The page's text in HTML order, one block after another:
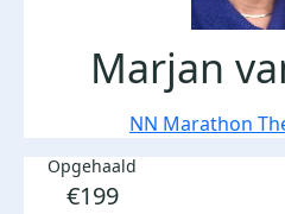
Marjan
NN Marathon
Opgehaald
€199